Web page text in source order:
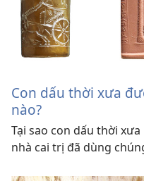
Con dấu thời xưa
nào?
Tại sao con dấu thời
nhà cai trị đã dùng